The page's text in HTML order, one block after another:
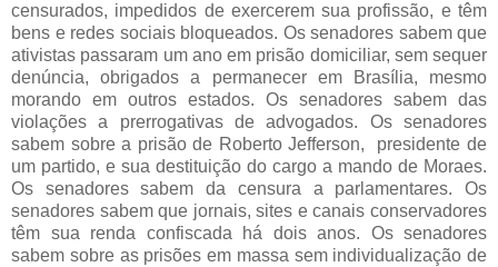
censurados, impedidos de exercerem sua profissão, e têm
bens e redes sociais bloqueados. Os senadores sabem que
ativistas passaram um ano em prisão domiciliar, sem sequer
denúncia, obrigados a permanecer em Brasília, mesmo
morando em outros estados. Os senadores sabem das
violações a prerrogativas de advogados. Os senadores
sabem sobre a prisão de Roberto Jefferson, presidente de
um partido, e sua destituição do cargo a mando de Moraes.
Os senadores sabem da censura a parlamentares. Os
senadores sabem que jornais, sites e canais conservadores
têm sua renda confiscada há dois anos. Os senadores
sabem sobre as prisões em massa sem individualização de